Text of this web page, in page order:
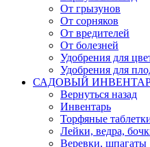
От грызунов
От сорняков
От вредителей
От болезней
Удобрения для
Удобрения для
САДОВЫЙ
Вернуться назад
Инвентарь
Торфяные
Лейки, ведра,
Веревки, шпагаты